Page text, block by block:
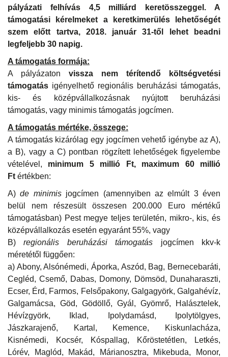
pályázati felhívás 4,5 milliárd keretösszeggel. A
támogatási kérelmeket a keretkimerülés lehetőségét
szem előtt tartva, 2018. január 31-től lehet beadni
legfeljebb 30 napig.
A támogatás formája:
A pályázaton vissza nem térítendő költségvetési
támogatás igényelhető regionális beruházási támogatás,
kis- és középvállalkozásnak nyújtott beruházási
támogatás, vagy minimis támogatás jogcímen.
A támogatás mértéke, összege:
A támogatás kizárólag egy jogcímen vehető igénybe az A),
a B), vagy a C) pontban rögzített lehetőségek figyelembe
vételével, minimum 5 millió Ft, maximum 60 millió
Ft értékben:
A)de minimis jogcímen (amennyiben az elmúlt 3 éven
belül nem részesült összesen 200.000 Euro mértékű
támogatásban) Pest megye teljes területén, mikro-, kis, és
középvállalkozás esetén egyaránt 55%, vagy
B)regionális beruházási támogatás jogcímen kkv-k
méretétől függően:
a) Abony, Alsónémedi, Áporka, Aszód, Bag, Bernecebaráti,
Cegléd, Csemő, Dabas, Domony, Dömsöd, Dunaharaszti,
Ecser, Érd, Farmos, Felsőpakony, Galgagyörk, Galgahévíz,
Galgamácsa, Göd, Gödöllő, Gyál, Gyömrő, Halásztelek,
Hévízgyörk, Iklad, Ipolydamásd, Ipolytölgyes,
Jászkarajenő, Kartal, Kemence, Kiskunlacháza,
Kisnémedi, Kocsér, Kóspallag, Kőröstetétlen, Letkés,
Lórév, Maglód, Makád, Márianosztra, Mikebuda, Monor,